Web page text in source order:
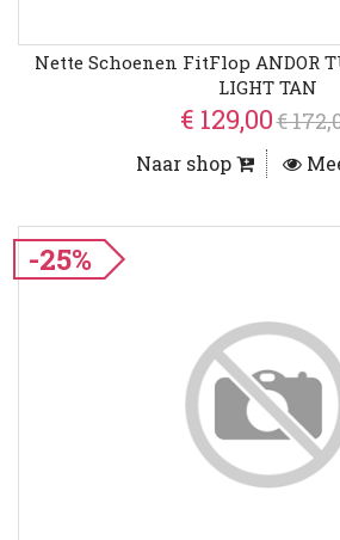
Nette Schoenen FitFlop ANDOR
LIGHT TAN
€ 129,00€
Naar shop
-25%